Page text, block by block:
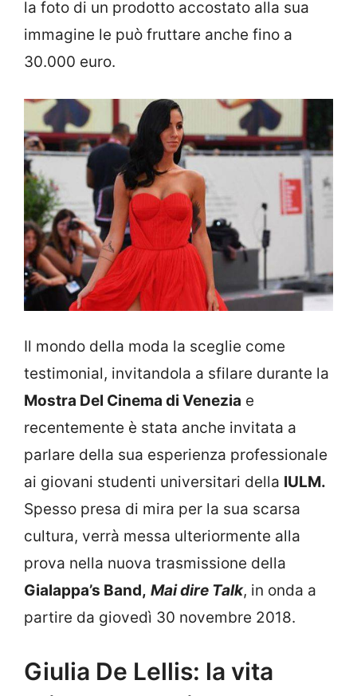
la foto di un prodotto accostato alla sua
immagine le può fruttare anche fino a
30.000 euro.
Il mondo della moda la sceglie come
testimonial, invitandola a sfilare durante la
Mostra Del Cinema di Venezia e
recentemente è stata anche invitata a
parlare della sua esperienza professionale
ai giovani studenti universitari della IULM.
Spesso presa di mira per la sua scarsa
cultura, verrà messa ulteriormente alla
prova nella nuova trasmissione della
Gialappa’s Band, Mai dire Talk, in onda a
partire da giovedì 30 novembre 2018.
Giulia De Lellis: la vita